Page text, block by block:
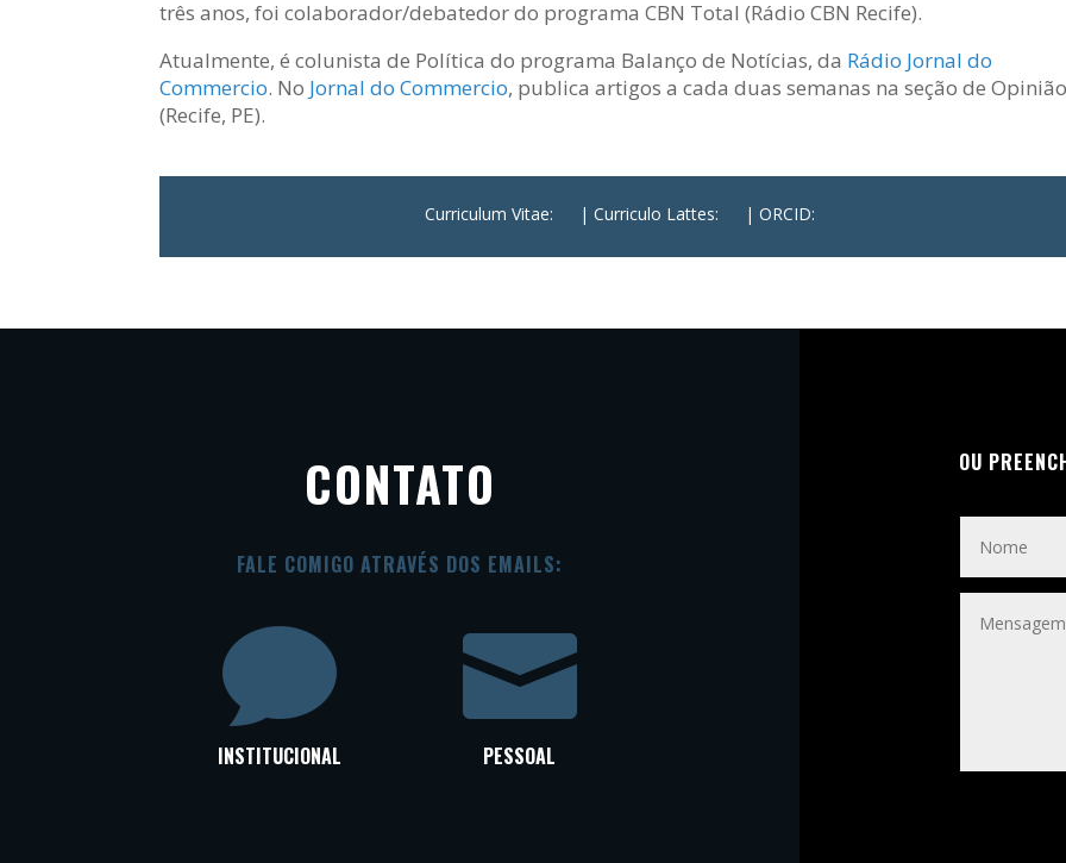
três anos, foi colaborador/debatedor do programa CBN Total (Rádio CBN Recife).
Atualmente, é colunista de Política do programa Balanço de Notícias, da Rádio Jornal do
Commercio. No Jornal do Commercio, publica artigos a cada duas semanas na seção de
(Recife, PE).
Curriculum Vitae: | Curriculo Lattes: | ORCID:
CONTATO
FALE COMIGO ATRAVÉS DOS EMAILS:

INSTITUCIONAL

PESSOAL
OU